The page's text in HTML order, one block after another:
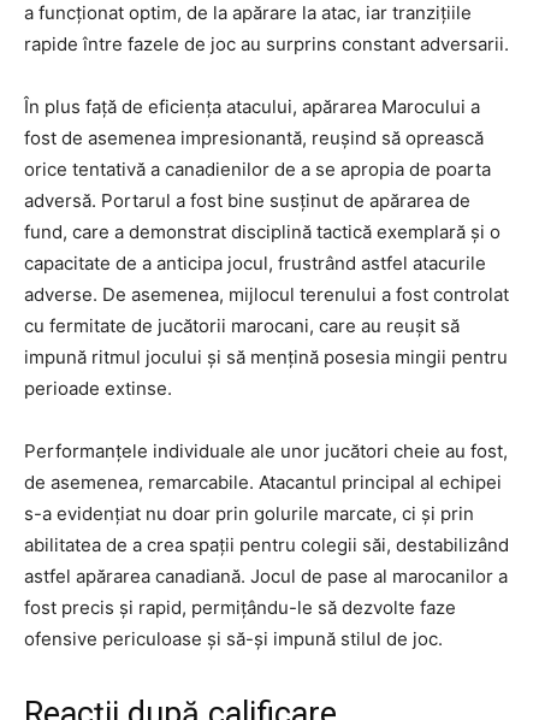
a funcționat optim, de la apărare la atac, iar tranzițiile
rapide între fazele de joc au surprins constant adversarii.
În plus față de eficiența atacului, apărarea Marocului a
fost de asemenea impresionantă, reușind să oprească
orice tentativă a canadienilor de a se apropia de poarta
adversă. Portarul a fost bine susținut de apărarea de
fund, care a demonstrat disciplină tactică exemplară și o
capacitate de a anticipa jocul, frustrând astfel atacurile
adverse. De asemenea, mijlocul terenului a fost controlat
cu fermitate de jucătorii marocani, care au reușit să
impună ritmul jocului și să mențină posesia mingii pentru
perioade extinse.
Performanțele individuale ale unor jucători cheie au fost,
de asemenea, remarcabile. Atacantul principal al echipei
s-a evidențiat nu doar prin golurile marcate, ci și prin
abilitatea de a crea spații pentru colegii săi, destabilizând
astfel apărarea canadiană. Jocul de pase al marocanilor a
fost precis și rapid, permițându-le să dezvolte faze
ofensive periculoase și să-și impună stilul de joc.